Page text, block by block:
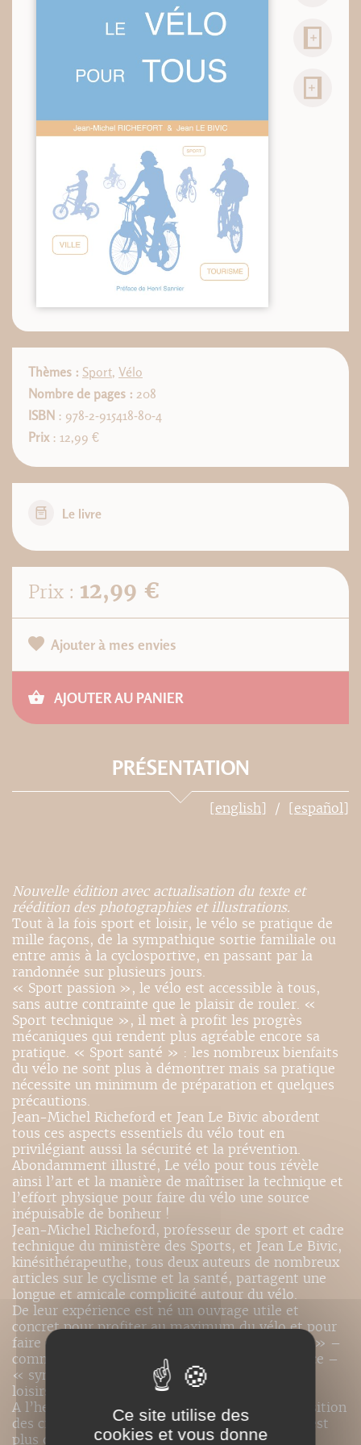
Thèmes : Sport, Vélo
Nombre de pages : 208
ISBN : 978-2-915418-80-4
Prix : 12,99 €
Le livre
Prix : 12,99 €
Ajouter à mes envies
AJOUTER AU PANIER
PRÉSENTATION
[english] [español]
Nouvelle édition avec actualisation du texte et
réédition des photographies et illustrations.
Tout à la fois sport et loisir, le vélo se pratique de
mille façons, de la sympathique sortie familiale ou
entre amis à la cyclosportive, en passant par la
randonnée sur plusieurs jours.
« Sport passion », le vélo est accessible à tous,
sans autre contrainte que le plaisir de rouler. «
Sport technique », il met à profit les progrès
mécaniques qui rendent plus agréable encore sa
pratique. « Sport santé » : les nombreux bienfaits
du vélo ne sont plus à démontrer mais sa pratique
nécessite un minimum de préparation et quelques
précautions.
Jean-Michel Richeford et Jean Le Bivic abordent
tous ces aspects essentiels du vélo tout en
privilégiant aussi la sécurité et la prévention.
Abondamment illustré, Le vélo pour tous révèle
ainsi l’art et la manière de maîtriser la technique et
l’effort physique pour faire du vélo une source
inépuisable de bonheur !
Jean-Michel Richeford, professeur de sport et cadre
technique du ministère des Sports, et Jean Le Bivic,
kinésithérapeuthe, tous deux auteurs de nombreux
articles sur le cyclisme et la santé, partagent une
longue et amicale complicité autour du vélo.
De leur expérience est né un ouvrage utile et
concret pour profiter au maximum du vélo et pour
faire de sa pratique « un véritable art de vivre » –
comme le souligne Henri Sannier dans la préface –
« synonyme de bien-être, de convivialité et de
loisirs ».
A l’heure où les grandes villes mettent à disposition
des citadins les vélos en libre-service, ce livre est
plus que jamais d’actualité.
Ce site utilise des
cookies et vous donne